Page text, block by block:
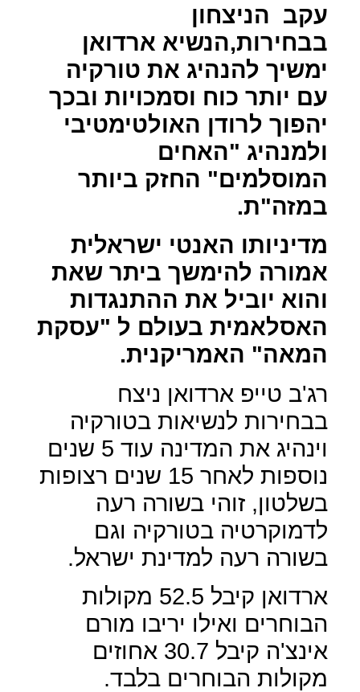
עקב הניצחון
בבחירות,הנשיא ארדואן
ימשיך להנהיג את טורקיה
עם יותר כוח וסמכויות ובכך
יהפוך לרודן האולטימטיבי
ולמנהיג "האחים
המוסלמים" החזק ביותר
במזה"ת.
מדיניותו האנטי ישראלית
אמורה להימשך ביתר שאת
והוא יוביל את ההתנגדות
האסלאמית בעולם ל "עסקת
המאה" האמריקנית.
רג'ב טייפ ארדואן ניצח
בבחירות לנשיאות בטורקיה
וינהיג את המדינה עוד 5 שנים
נוספות לאחר 15 שנים רצופות
בשלטון, זוהי בשורה רעה
לדמוקרטיה בטורקיה וגם
בשורה רעה למדינת ישראל.
ארדואן קיבל 52.5 מקולות
הבוחרים ואילו יריבו מורם
אינצ'ה קיבל 30.7 אחוזים
מקולות הבוחרים בלבד.